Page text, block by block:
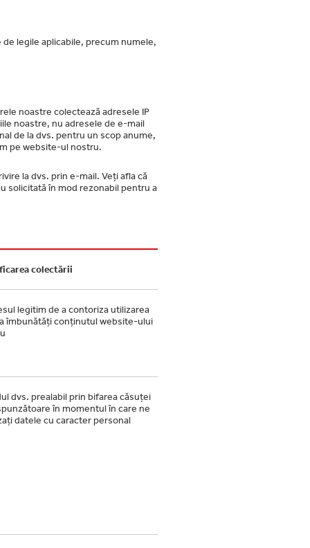
legile aplicabile, precum numele,
noastre colectează adresele IP
noastre, nu adresele de e-mail
de la dvs. pentru un scop anume,
pe website-ul nostru.
la dvs. prin e-mail. Veți afla că
solicitată în mod rezonabil pentru a
colectării
legitim de a contoriza utilizarea
îmbunătăți conținutul website-ului
dvs. prealabil prin bifarea căsuței
în momentul în care ne
datele cu caracter personal